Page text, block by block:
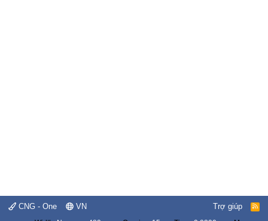
CNG - One VN Trợ giúp
R